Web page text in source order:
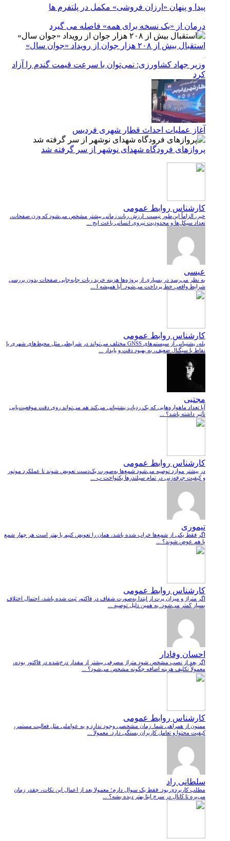
پیدا و پنهان «ارزان فروشی» مکمل در پلتفرم ها
درمان از «یک نسخه برای همه» فاصله می گیرد
استقبال بیش از ۲۰۸ هزار جوان از رویداد «جوان سال»
وزیر جهاد کشاورزی: نمی‌توان با سرعت قیمت گندم را آزاد
کرد
آغاز عملیات احداث قطار شهری فردیس
پروازهای فرودگاه شهدای نوشهر از سر گرفته شد
کارشناس روابط عمومی
خیر، الزاماً این‌طور نیست. ارزش ربات زمانی بیشتر مشخص می‌شود که وزن صفحات،
تعداد سیکل‌ها و محدودیت نیروی انسانی باعث ایج ...
عیسی
به نظر می‌رسد در بسیاری از پروژه‌ها هزینه خرید ربات جابه‌جایی صفحات بدون بررسی
شرایط واقعی خط پرداخت می‌شود. آیا همیشه ا ...
کارشناس روابط عمومی
بله، پشتیبانی از سیستم‌های GNSS مختلف می‌تواند در شرایطی مثل محیط‌های شهری یا
نقاط با سیگنال ضعیف، به بهبود دقت و پایدار ...
مجتبی
آیا تعداد ماهواره‌هایی که یک ردیاب پشتیبانی می‌کند هم می‌تواند روی دقت موقعیت‌یابی
تأثیر داشته باشد؟ ...
کارشناس روابط عمومی
در بیشتر موارد توصیه می‌شود شمع‌ها به‌صورت یک‌دست تعویض شوند تا عملکرد موتور
و کیفیت جرقه‌زنی در تمام سیلندرها یکنواخت ب ...
تیموری
اگر فقط یکی از شمع‌ها خراب شده باشد، همان را تعویض کنیم یا بهتر است هر چهار شمع
با هم عوض شوند؟ ...
کارشناس روابط عمومی
اگر متراژ و میزان پرت از ابتدا به‌صورت شفاف در فاکتور ثبت شده باشد، احتمال اختلاف
بسیار کمتر می‌شود. به همین دلیل توصیه ...
احسان وفادار
اگر بعد از نصب مشخص شود متراژ مصرفی بیشتر از مقدار درج‌شده در فاکتور بوده،
معمولاً تکلیف هزینه اضافه چگونه مشخص می‌شود؟ ...
کارشناس روابط عمومی
ممنون از همراهی شما. زمان مشخصی وجود ندارد و به عواملی مثل فعالیت مستمر،
کیفیت محتوا و تعامل کاربران بستگی دارد. معمولاً ...
سلطانی راد
مطلب کاربردی بود. فقط یک سوال دارم؛ معمولا بعد از اعمال این نکات، چقدر زمان
می‌بره تا کانال در سرچ ایتا بهتر دیده بشه؟ ...